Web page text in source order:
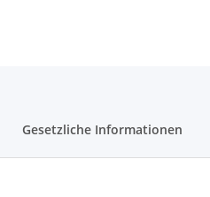
Gesetzliche Informationen